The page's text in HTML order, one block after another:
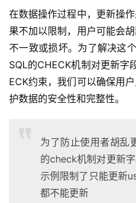
在数据操作过程中，更新操
果不加以限制，用户可能会
不一致或损坏。为了解决这
SQL的CHECK机制对更新字
ECK约束，我们可以确保用
护数据的安全性和完整性。
为了防止使用者胡乱
的check机制对更新
示例限制了只能更新
都不能更新